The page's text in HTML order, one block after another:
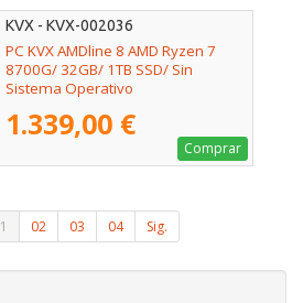
KVX - KVX-002036
PC KVX AMDline 8 AMD Ryzen 7
8700G/ 32GB/ 1TB SSD/ Sin
Sistema Operativo
1.339,00 €
Comprar
02 03 04 Sig.